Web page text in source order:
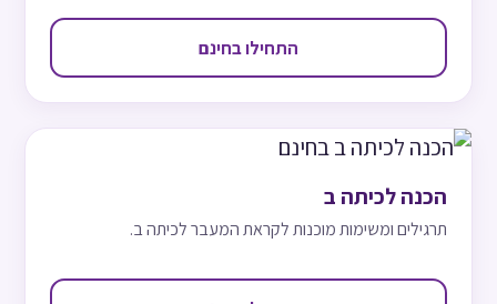
התחילו בחינם
הכנה לכיתה ב
תרגילים ומשימות מוכנות לקראת המעבר לכיתה ב.